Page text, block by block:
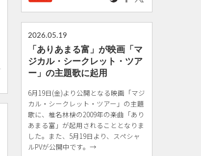
2026.05.19
「ありあまる富」が映画「マ
ジカル・シークレット・ツア
ー」の主題歌に起用
6月19日(金)より公開となる映画「マジ
カル・シークレット・ツアー」の主題
歌に、椎名林檎の2009年の楽曲「あり
あまる富」が起用されることとなりま
した。また、5月19日より、スペシャ
ルPVが公開中です。→